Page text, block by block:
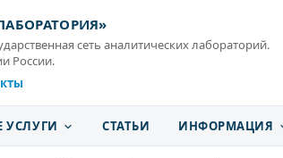
сеть аналитических лабораторий.
России.
УСЛУГИ СТАТЬИ ИНФОРМАЦИЯ